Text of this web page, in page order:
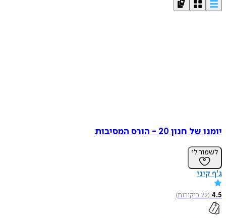
יומנו של חנון 20 - הורס המסיבות
לשמור לי
ג'ף קיני
4.5
(
22ביקורות)